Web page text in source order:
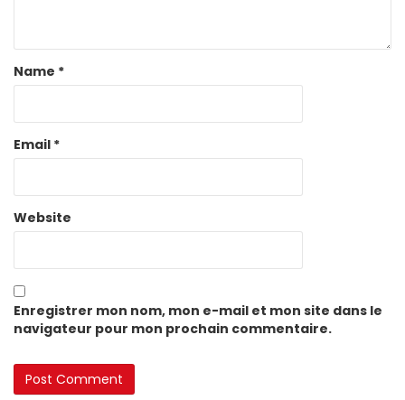
Name *
Email *
Website
Enregistrer mon nom, mon e-mail et mon site dans le
navigateur pour mon prochain commentaire.